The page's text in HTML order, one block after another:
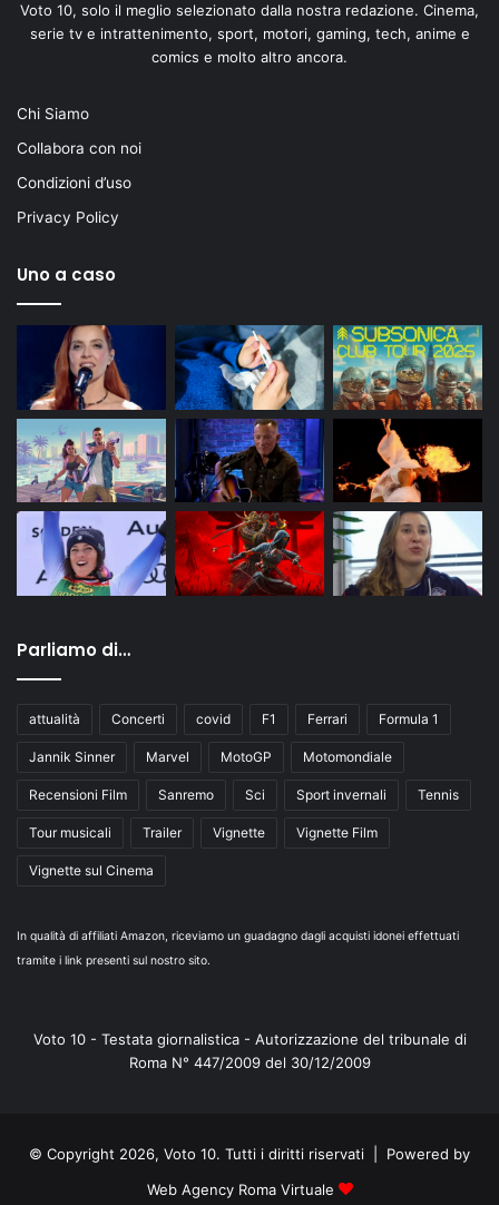
Voto 10, solo il meglio selezionato dalla nostra redazione. Cinema,
serie tv e intrattenimento, sport, motori, gaming, tech, anime e
comics e molto altro ancora.
Chi Siamo
Collabora con noi
Condizioni d’uso
Privacy Policy
Uno a caso
Parliamo di…
attualità Concerti covid F1 Ferrari Formula 1
Jannik Sinner Marvel MotoGP Motomondiale
Recensioni Film Sanremo Sci Sport invernali Tennis
Tour musicali Trailer Vignette Vignette Film
Vignette sul Cinema
In qualità di affiliati Amazon, riceviamo un guadagno dagli acquisti idonei effettuati
tramite i link presenti sul nostro sito.
Voto 10 - Testata giornalistica - Autorizzazione del tribunale di
Roma N° 447/2009 del 30/12/2009
© Copyright 2026, Voto 10. Tutti i diritti riservati | Powered by
Web Agency Roma Virtuale